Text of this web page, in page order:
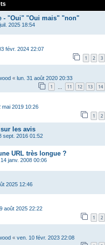
- "Oui" "Oui mais" "non"
2025 18:54
févr. 2024 22:07
1 2 3
« lun. 31 août 2020 20:33
1 11 12 13 14
mai 2019 10:26
1 2
les avis
sept. 2016 01:52
URL très longue ?
janv. 2008 00:06
2025 12:46
août 2025 22:22
1 2
« ven. 10 févr. 2023 22:08